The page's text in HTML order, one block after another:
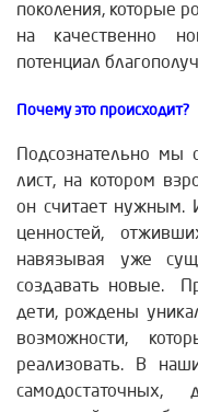
поколения, которые
на качественно
потенциал
Почему это происходит?
Подсознательно мы
лист, на котором
он считает нужным.
ценностей,
навязывая уже
создавать новые.
дети, рождены
возможности,
реализовать. В
самодостаточных,